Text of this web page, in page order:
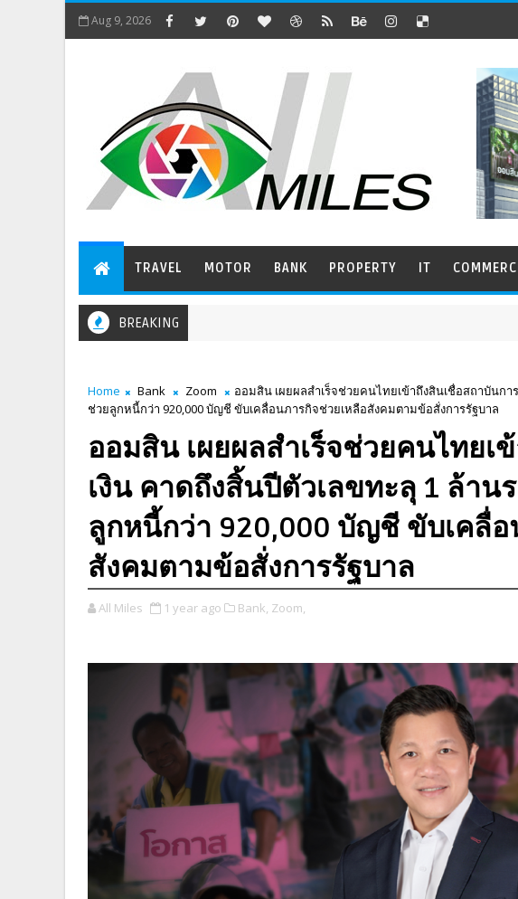
Aug 9, 2026
TRAVEL MOTOR BANK PROPERTY IT
BREAKING
Home Bank Zoom
ออมสิน เผยผลสำเร็จช่วยคนไทยเข้าถึงสินเชื่อสถาบันก
ช่วยลูกหนี้กว่า 920,000 บัญชี ขับเคลื่อนภารกิจช่วยเหลือสังคมตามข้อสั่งการรัฐบาล
ออมสิน เผยผลสำเร็จช่วยคนไทยเ
เงิน คาดถึงสิ้นปีตัวเลขทะลุ 1 ล้าน
ลูกหนี้กว่า 920,000 บัญชี ขับเคลื่อ
สังคมตามข้อสั่งการรัฐบาล
All Miles 1 year ago Bank, Zoom,